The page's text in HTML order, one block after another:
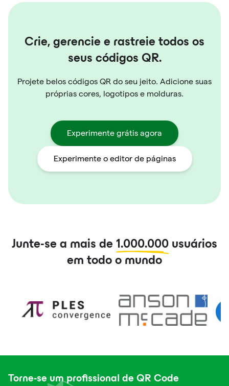
Crie, gerencie e rastreie todos os
seus códigos QR.
Projete belos códigos QR do seu jeito. Adicione suas
próprias cores, logotipos e molduras.
Experimente grátis agora
Experimente o editor de páginas
Junte-se a mais de 1.000.000 usuários
em todo o mundo
Torne-se um profissional de QR Code